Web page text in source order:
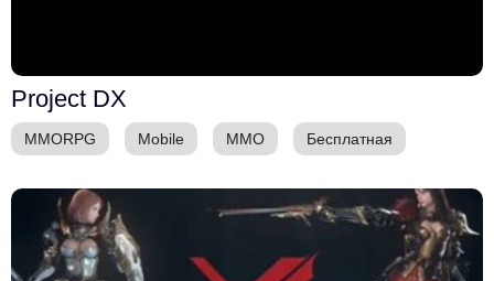
Project DX
MMORPG Mobile ММО Бесплатная